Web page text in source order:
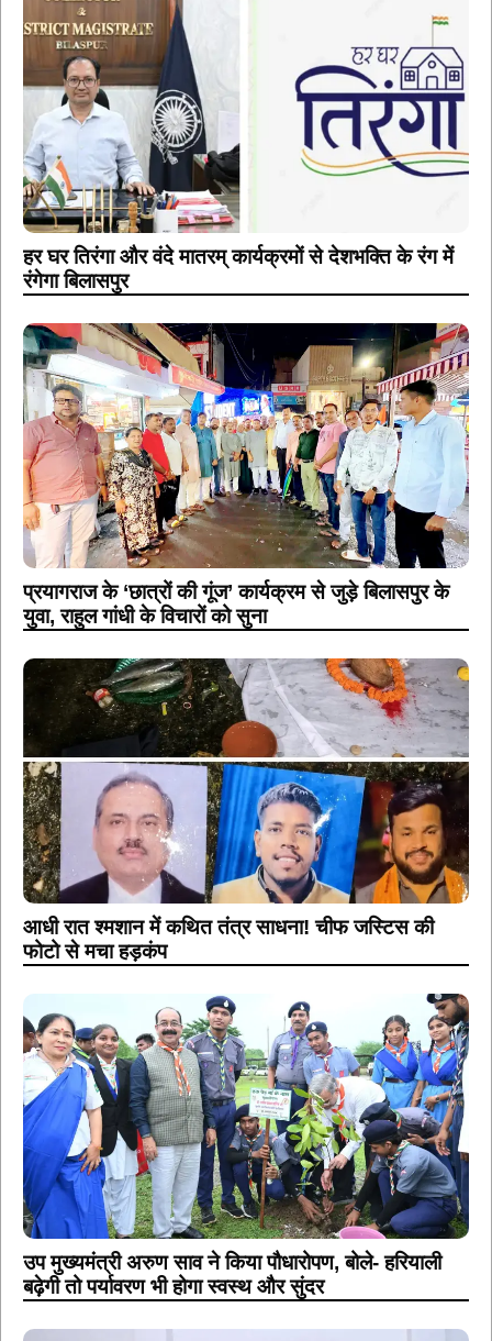
हर घर तिरंगा और वंदे मातरम् कार्यक्रमों से देशभक्ति के रंग में
रंगेगा बिलासपुर
प्रयागराज के ‘छात्रों की गूंज’ कार्यक्रम से जुड़े बिलासपुर के
युवा, राहुल गांधी के विचारों को सुना
आधी रात श्मशान में कथित तंत्र साधना! चीफ जस्टिस की
फोटो से मचा हड़कंप
उप मुख्यमंत्री अरुण साव ने किया पौधारोपण, बोले- हरियाली
बढ़ेगी तो पर्यावरण भी होगा स्वस्थ और सुंदर